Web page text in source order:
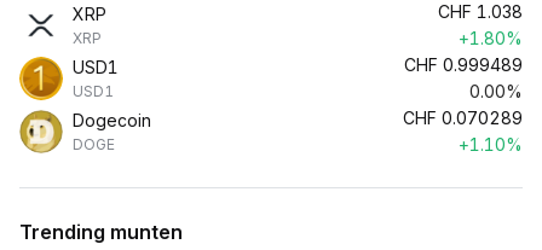
XRP
XRP
CHF 1.038
+1.80%
USD1
USD1
CHF 0.999489
0.00%
Dogecoin
DOGE
CHF 0.070289
+1.10%
Trending munten